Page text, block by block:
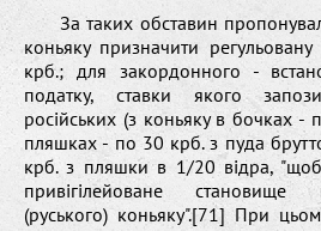
За таких обставин
коньяку призначити
крб.; для закордонного -
податку, ставки якого
російських (з коньяку в бочках
пляшках - по 30 крб. з пуда
крб. з пляшки в 1/20 відра,
привігілейоване становище
(руського) коньяку".[71] При